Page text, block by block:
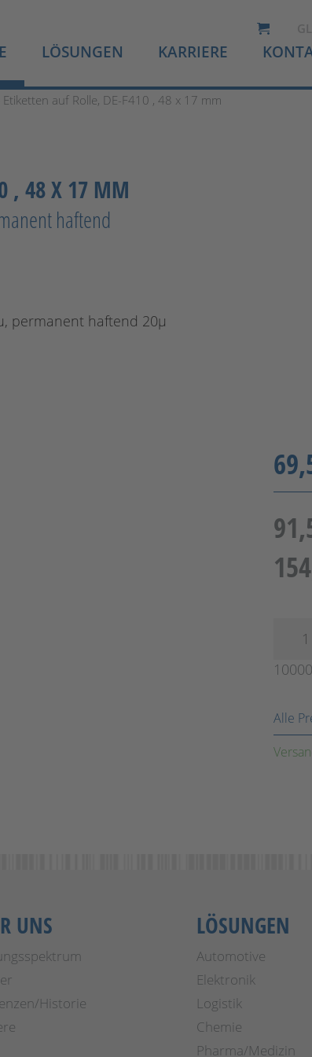
LÖSUNGEN KARRIERE
Etiketten auf Rolle, DE-F410 , 48 x 17 mm
, 48 X 17 MM
haftend
permanent haftend 20µ
Alle
UNS
Historie
LÖSUNGEN
Automotive
Elektronik
Logistik
Chemie
Pharma/Medizin